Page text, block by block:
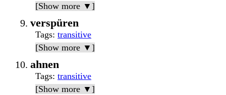
[Show more ▼]
verspüren
Tags: transitive
[Show more ▼]
ahnen
Tags: transitive
[Show more ▼]